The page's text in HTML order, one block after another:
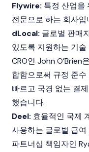
Flywire: 특정 산업을
전문으로 하는 회사입
dLocal: 글로벌 판매
있도록 지원하는 기
CRO인 John O’Brien
합함으로써 규정 준
빠르고 국경 없는 결
했습니다.
Deel: 효율적인 국제
사용하는 글로벌 급
파트너십 책임자인